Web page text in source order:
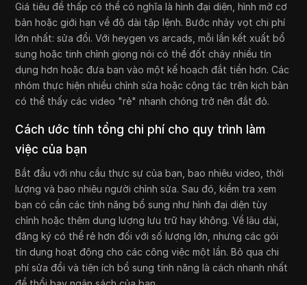
Giá tiêu đề thấp có thể có nghĩa là hình đại diện, hình mờ cơ
bản hoặc giới hạn về độ dài tập lệnh. Bước nhảy vọt chi phí
lớn nhất: sửa đổi. Với heygen vs arcads, mỗi lần kết xuất bổ
sung hoặc tinh chỉnh giọng nói có thể đốt cháy nhiều tín
dụng hơn hoặc đưa bạn vào một kế hoạch đắt tiền hơn. Các
nhóm thực hiện nhiều chỉnh sửa hoặc cộng tác trên kịch bản
có thể thấy các video "rẻ" nhanh chóng trở nên đắt đỏ.
Cách ước tính tổng chi phí cho quy trình làm
việc của bạn
Bắt đầu với nhu cầu thực sự của bạn, bao nhiêu video, thời
lượng và bao nhiêu người chỉnh sửa. Sau đó, kiểm tra xem
bạn có cần các tính năng bổ sung như hình đại diện tùy
chỉnh hoặc thêm dung lượng lưu trữ hay không. Về lâu dài,
đăng ký có thể rẻ hơn đối với số lượng lớn, nhưng các gói
tín dụng hoạt động cho các công việc một lần. Bỏ qua chi
phí sửa đổi và tiện ích bổ sung tính năng là cách nhanh nhất